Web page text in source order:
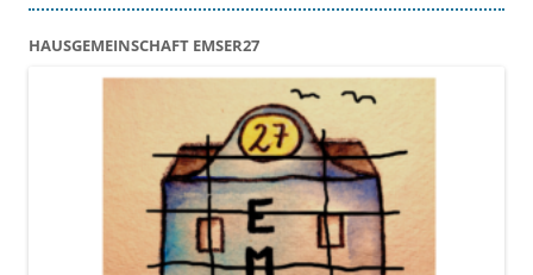
HAUSGEMEINSCHAFT EMSER27